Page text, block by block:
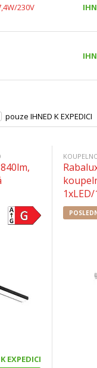
230V
pouze IHNED K EXPEDICI
EXPEDICI